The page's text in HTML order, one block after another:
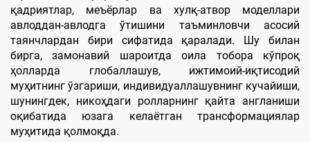
қадриятлар, меъёрлар ва хулқ-атвор моделлари
авлоддан-авлодга ўтишини таъминловчи асосий
таянчлардан бири сифатида қаралади. Шу билан
бирга, замонавий шароитда оила тобора кўпроқ
ҳолларда глобаллашув, ижтимоий-иқтисодий
муҳитнинг ўзгариши, индивидуаллашувнинг кучайиши,
шунингдек, никоҳдаги ролларнинг қайта англаниши
оқибатида юзага келаётган трансформациялар
муҳитида қолмоқда.